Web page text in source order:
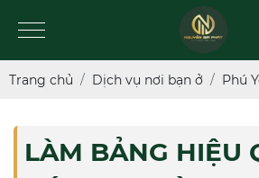
Trang chủ Dịch vụ nơi bạn ở Phú
LÀM BẢNG HIỆU